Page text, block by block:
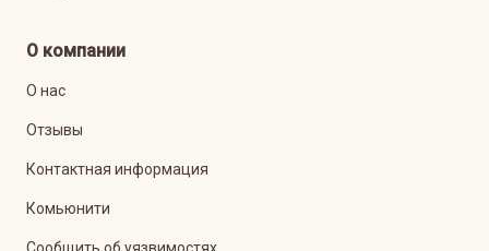
О компании
О нас
Отзывы
Контактная информация
Комьюнити